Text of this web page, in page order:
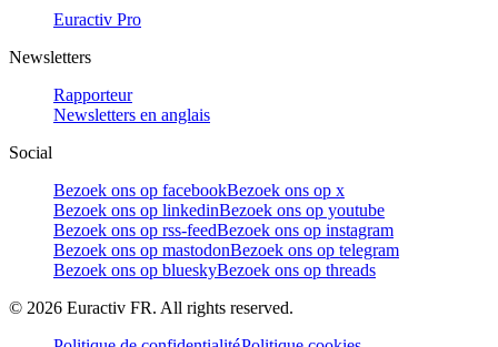
Euractiv Pro
Newsletters
Rapporteur
Newsletters en anglais
Social
Bezoek ons op facebookBezoek ons op x
Bezoek ons op linkedinBezoek ons op youtube
Bezoek ons op rss-feedBezoek ons op instagram
Bezoek ons op mastodonBezoek ons op telegram
Bezoek ons op blueskyBezoek ons op threads
© 2026 Euractiv FR. All rights reserved.